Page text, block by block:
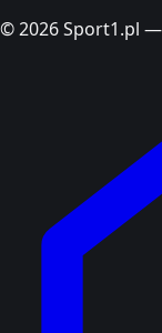
© 2026 Sport1.pl